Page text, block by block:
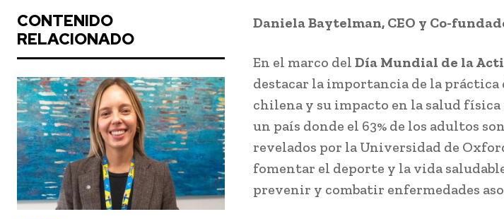
CONTENIDO
RELACIONADO
Daniela Baytelman, CEO y Co-
En el marco del Día Mundial de la
destacar la importancia de la práctica
chilena y su impacto en la salud física
un país donde el 63% de los adultos
revelados por la Universidad de
fomentar el deporte y la vida
prevenir y combatir enfermedades